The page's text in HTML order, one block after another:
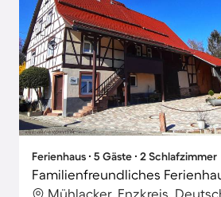
Ferienhaus ∙ 5 Gäste ∙ 2 Schlafzimmer
Mühlacker, Enzkreis,